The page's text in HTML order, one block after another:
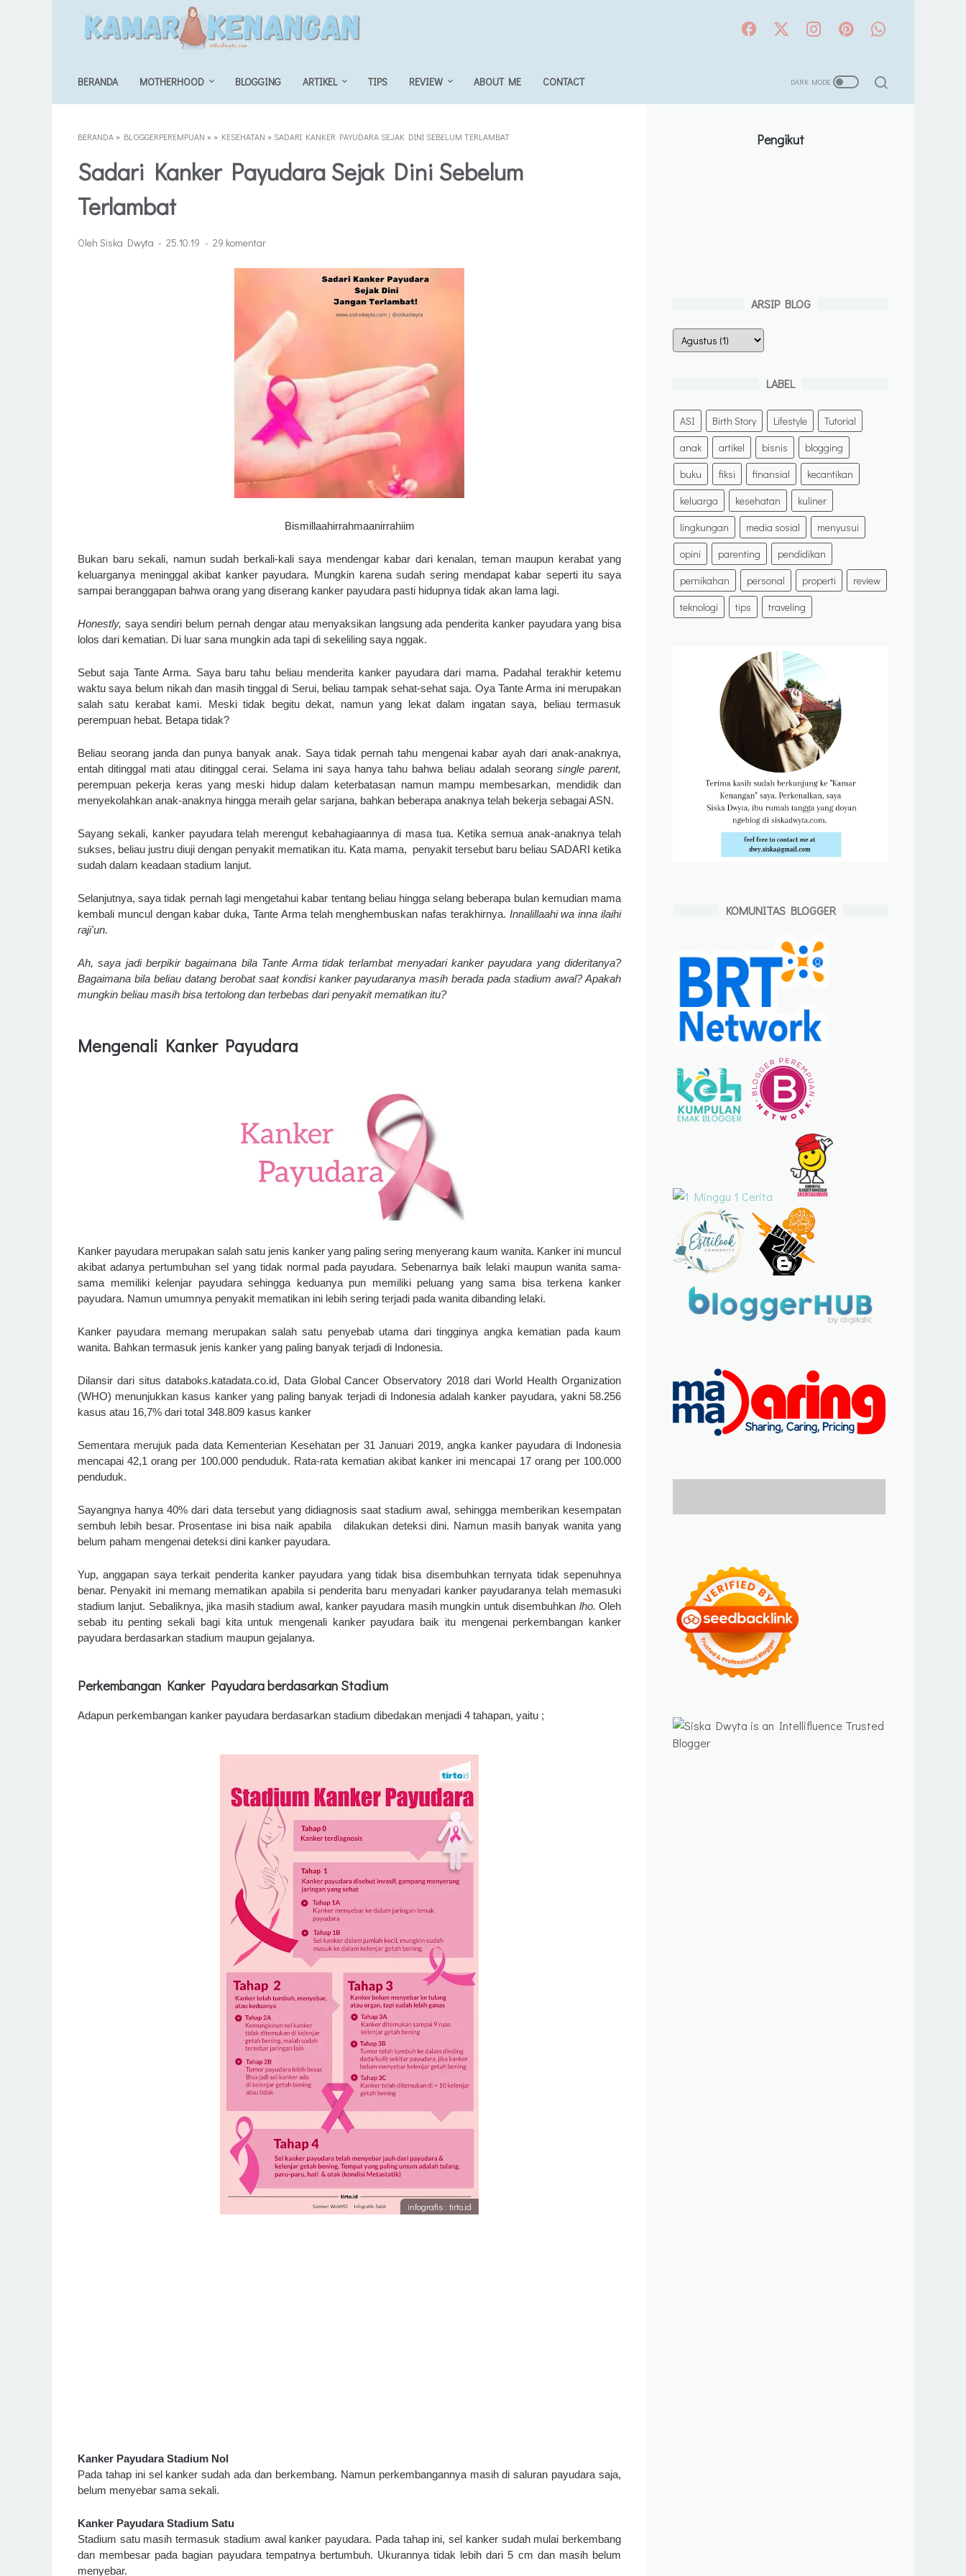
BERANDA MOTHERHOOD BLOGGING ARTIKEL TIPS REVIEW ABOUT ME CONTACT
BERANDA » BLOGGERPEREMPUAN » » KESEHATAN » SADARI KANKER PAYUDARA SEJAK DINI SEBELUM TERLAMBAT
Sadari Kanker Payudara Sejak Dini Sebelum
Terlambat
Oleh Siska Dwyta 25.10.19 29 komentar
Bismillaahirrahmaanirrahiim
Bukan baru sekali, namun sudah berkali-kali saya mendengar kabar dari kenalan, teman maupun kerabat yang
keluarganya meninggal akibat kanker payudara. Mungkin karena sudah sering mendapat kabar seperti itu saya
sampai beranggapan bahwa orang yang diserang kanker payudara pasti hidupnya tidak akan lama lagi.
Honestly, saya sendiri belum pernah dengar atau menyaksikan langsung ada penderita kanker payudara yang bisa
lolos dari kematian. Di luar sana mungkin ada tapi di sekeliling saya nggak.
Sebut saja Tante Arma. Saya baru tahu beliau menderita kanker payudara dari mama. Padahal terakhir ketemu
waktu saya belum nikah dan masih tinggal di Serui, beliau tampak sehat-sehat saja. Oya Tante Arma ini merupakan
salah satu kerabat kami. Meski tidak begitu dekat, namun yang lekat dalam ingatan saya, beliau termasuk
perempuan hebat. Betapa tidak?
Beliau seorang janda dan punya banyak anak. Saya tidak pernah tahu mengenai kabar ayah dari anak-anaknya,
entah ditinggal mati atau ditinggal cerai. Selama ini saya hanya tahu bahwa beliau adalah seorang
perempuan pekerja keras yang meski hidup dalam keterbatasan namun mampu membesarkan, mendidik dan
menyekolahkan anak-anaknya hingga meraih gelar sarjana, bahkan beberapa anaknya telah bekerja sebagai ASN.
Sayang sekali, kanker payudara telah merengut kebahagiaannya di masa tua. Ketika semua anak-anaknya telah
sukses, beliau justru diuji dengan penyakit mematikan itu. Kata mama,  penyakit tersebut baru beliau SADARI ketika
sudah dalam keadaan stadium lanjut.
Selanjutnya, saya tidak pernah lagi mengetahui kabar tentang beliau hingga selang beberapa bulan kemudian mama
kembali muncul dengan kabar duka, Tante Arma telah menghembuskan nafas terakhirnya. Innalillaahi wa inna ilaihi
raji'un.
Ah, saya jadi berpikir bagaimana bila Tante Arma tidak terlambat menyadari kanker payudara yang dideritanya?
Bagaimana bila beliau datang berobat saat kondisi kanker payudaranya masih berada pada stadium awal? Apakah
mungkin beliau masih bisa tertolong dan terbebas dari penyakit mematikan itu?
Mengenali Kanker Payudara
Kanker payudara merupakan salah satu jenis kanker yang paling sering menyerang kaum wanita. Kanker ini muncul
akibat adanya pertumbuhan sel yang tidak normal pada payudara. Sebenarnya baik lelaki maupun wanita sama-
sama memiliki kelenjar payudara sehingga keduanya pun memiliki peluang yang sama bisa terkena kanker
payudara. Namun umumnya penyakit mematikan ini lebih sering terjadi pada wanita dibanding lelaki.
Kanker payudara memang merupakan salah satu penyebab utama dari tingginya angka kematian pada kaum
wanita. Bahkan termasuk jenis kanker yang paling banyak terjadi di Indonesia.
Dilansir dari situs databoks.katadata.co.id, Data Global Cancer Observatory 2018 dari World Health Organization
(WHO) menunjukkan kasus kanker yang paling banyak terjadi di Indonesia adalah kanker payudara, yakni 58.256
kasus atau 16,7% dari total 348.809 kasus kanker
Sementara merujuk pada data Kementerian Kesehatan per 31 Januari 2019, angka kanker payudara di Indonesia
mencapai 42,1 orang per 100.000 penduduk. Rata-rata kematian akibat kanker ini mencapai 17 orang per 100.000
penduduk.
Sayangnya hanya 40% dari data tersebut yang didiagnosis saat stadium awal, sehingga memberikan kesempatan
sembuh lebih besar. Prosentase ini bisa naik apabila   dilakukan deteksi dini. Namun masih banyak wanita yang
belum paham mengenai deteksi dini kanker payudara.
Yup, anggapan saya terkait penderita kanker payudara yang tidak bisa disembuhkan ternyata tidak sepenuhnya
benar. Penyakit ini memang mematikan apabila si penderita baru menyadari kanker payudaranya telah memasuki
stadium lanjut. Sebaliknya, jika masih stadium awal, kanker payudara masih mungkin untuk disembuhkan lho. Oleh
sebab itu penting sekali bagi kita untuk mengenali kanker payudara baik itu mengenai perkembangan kanker
payudara berdasarkan stadium maupun gejalanya.
Perkembangan Kanker Payudara berdasarkan Stadium
Adapun perkembangan kanker payudara berdasarkan stadium dibedakan menjadi 4 tahapan, yaitu ;
infografis : tirto.id
Kanker Payudara Stadium Nol
Pada tahap ini sel kanker sudah ada dan berkembang. Namun perkembangannya masih di saluran payudara saja,
belum menyebar sama sekali.
Kanker Payudara Stadium Satu
Stadium satu masih termasuk stadium awal kanker payudara. Pada tahap ini, sel kanker sudah mulai berkembang
dan membesar pada bagian payudara tempatnya bertumbuh. Ukurannya tidak lebih dari 5 cm dan masih belum
menyebar.
Pengikut
ARSIP BLOG
LABEL
ASI Birth Story Lifestyle
Tutorial
anak
artikel bisnis
blogging
buku
fiksi finansial
kecantikan
keluarga
kesehatan
kuliner
lingkungan
media sosial
menyusui
opini
parenting
pendidikan
pernikahan
personal properti
review
teknologi
tips traveling
KOMUNITAS BLOGGER